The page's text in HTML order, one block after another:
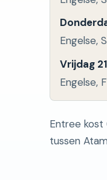
Engelse,
Vrijdag
Engelse,
Entree
tussen